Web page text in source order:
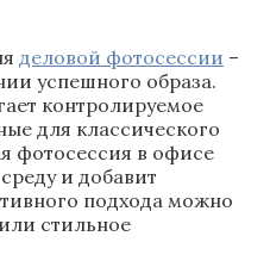
деловой фотосессии –
успешного образа.
контролируемое
для классического
фотосессия в офисе
и добавит
подхода можно
стильное